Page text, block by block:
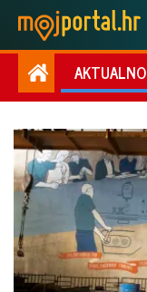
AKTUALNO